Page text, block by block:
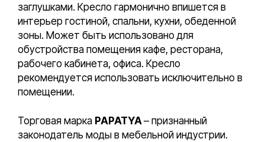
заглушками. Кресло гармонично впишется в
интерьер гостиной, спальни, кухни, обеденной
зоны. Может быть использовано для
обустройства помещения кафе, ресторана,
рабочего кабинета, офиса. Кресло
рекомендуется использовать исключительно в
помещении.
Торговая марка PAPATYA– признанный
законодатель моды в мебельной индустрии.